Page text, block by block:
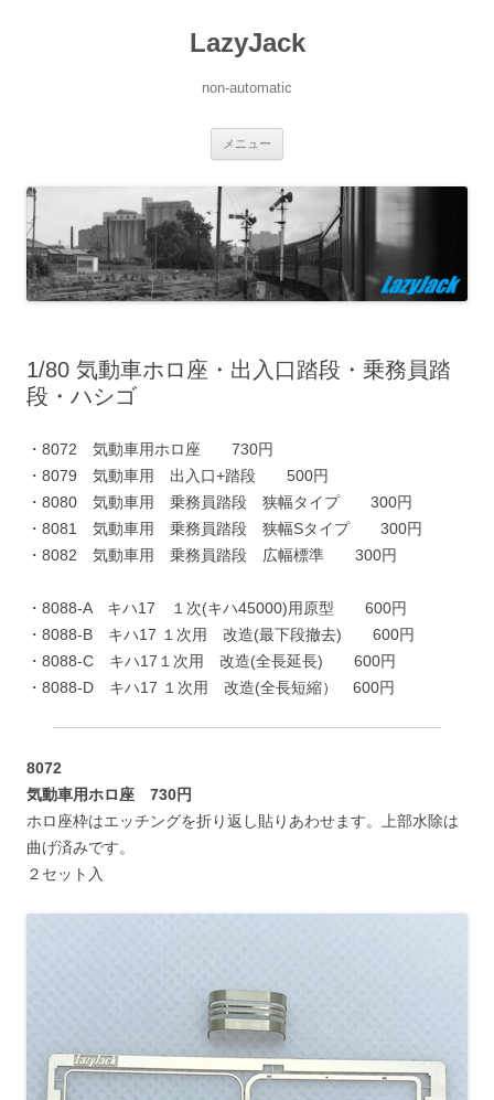
LazyJack
non-automatic
メニュー
ツ
へ
ス
キ
ッ
プ
1/80 気動車ホロ座・出入口踏段・乗務員踏
段・ハシゴ
・8072 気動車用ホロ座 730円
・8079 気動車用 出入口+踏段 500円
・8080 気動車用 乗務員踏段 狭幅タイプ 300円
・8081 気動車用 乗務員踏段 狭幅Sタイプ 300円
・8082 気動車用 乗務員踏段 広幅標準 300円
・8088-A キハ17 １次(キハ45000)用原型 600円
・8088-B キハ17 １次用 改造(最下段撤去) 600円
・8088-C キハ17１次用 改造(全長延長) 600円
・8088-D キハ17 １次用 改造(全長短縮） 600円
8072
気動車用ホロ座 730円
ホロ座枠はエッチングを折り返し貼りあわせます。上部水除は
曲げ済みです。
２セット入